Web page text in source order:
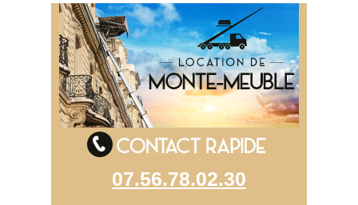
07.56.78.02.30